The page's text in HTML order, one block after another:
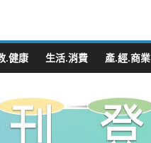
萬」助熊本震災重建
.健康 生活.消費 產.經.商業